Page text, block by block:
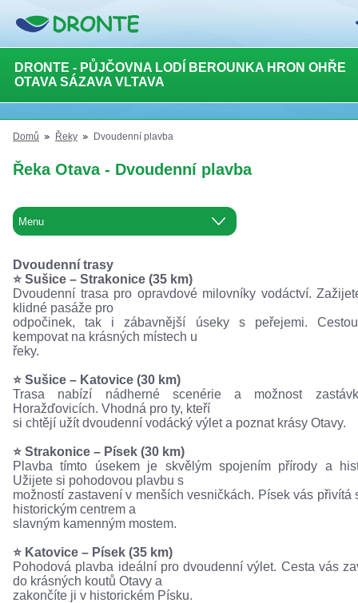
DRONTE - PŮJČOVNA LODÍ BEROUNKA HRON OHŘE
OTAVA SÁZAVA VLTAVA
Domů Řeky Dvoudenní plavba
Řeka Otava - Dvoudenní plavba
Dvoudenní trasy
⭐️ Sušice – Strakonice (35 km)
Dvoudenní trasa pro opravdové milovníky vodáctví.
klidné pasáže pro
odpočinek, tak i zábavnější úseky s peřejemi.
kempovat na krásných místech u
řeky.
⭐️ Sušice – Katovice (30 km)
Trasa nabízí nádherné scenérie a možnost
Horažďovicích. Vhodná pro ty, kteří
si chtějí užít dvoudenní vodácký výlet a poznat krásy Otavy.
⭐️ Strakonice – Písek (30 km)
Plavba tímto úsekem je skvělým spojením přírody a
Užijete si pohodovou plavbu s
možností zastavení v menších vesničkách. Písek vás přivítá
historickým centrem a
slavným kamenným mostem.
⭐️ Katovice – Písek (35 km)
Pohodová plavba ideální pro dvoudenní výlet. Cesta vás
do krásných koutů Otavy a
zakončíte ji v historickém Písku.